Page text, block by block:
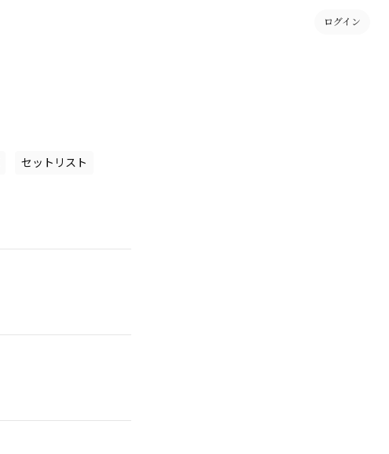
ログイン
セットリスト